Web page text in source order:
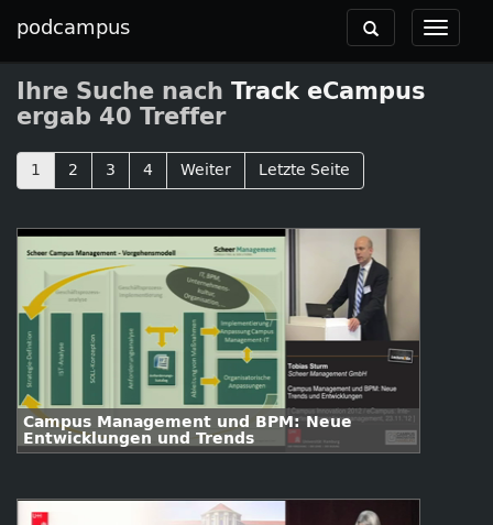
podcampus
Toggle
Toggle
navigation
Ihre Suche nach Track eCampus
ergab 40 Treffer
1 2 3 4 Weiter Letzte Seite
Campus Management und BPM: Neue
Entwicklungen und Trends